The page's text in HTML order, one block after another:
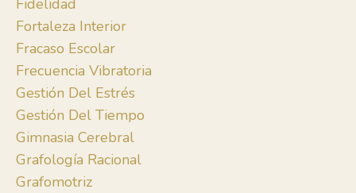
Fidelidad
Fortaleza Interior
Fracaso Escolar
Frecuencia Vibratoria
Gestión Del Estrés
Gestión Del Tiempo
Gimnasia Cerebral
Grafología Racional
Grafomotriz